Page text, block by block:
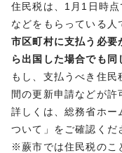
住民税は、1月1日時
などをもらっている人
市区町村に支払う必
ら出国した場合でも同
もし、支払うべき住
間の更新申請などが許
詳しくは、総務省ホー
ついて」をご確認くだ
※蕨市では住民税のこ